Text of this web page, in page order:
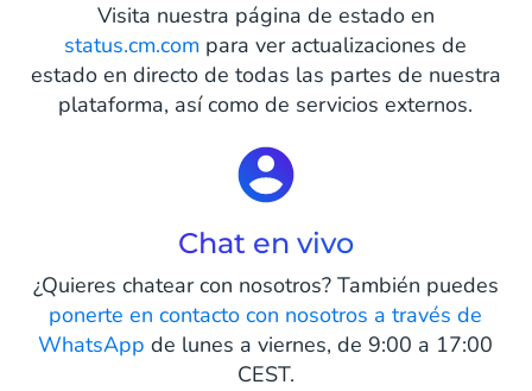
Visita nuestra página de estado en
status.cm.com para ver actualizaciones de
estado en directo de todas las partes de nuestra
plataforma, así como de servicios externos.
Chat en vivo
¿Quieres chatear con nosotros? También puedes
ponerte en contacto con nosotros a través de
WhatsApp de lunes a viernes, de 9:00 a 17:00
CEST.